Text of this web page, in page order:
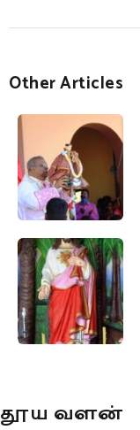
Other Articles
தூய வளன்